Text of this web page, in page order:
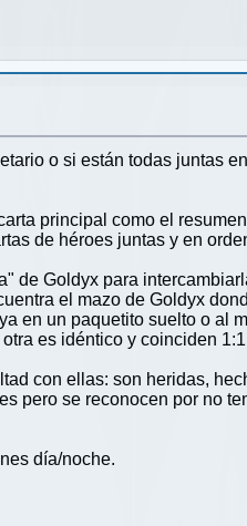
o si están todas juntas
principal como el
de héroes juntas y en
de Goldyx para
el mazo de Goldyx
en un paquetito suelto o al
es idéntico y coinciden
con ellas: son heridas,
pero se reconocen por no
día/noche.